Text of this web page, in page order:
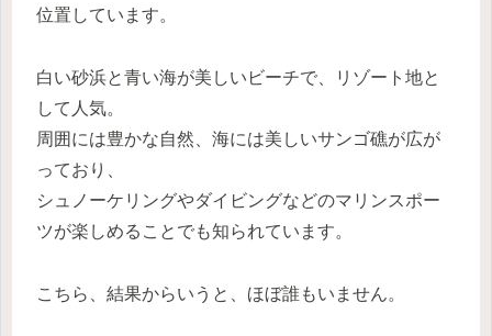
位置しています。
白い砂浜と青い海が美しいビーチで、リゾート地と
して人気。
周囲には豊かな自然、海には美しいサンゴ礁が広が
っており、
シュノーケリングやダイビングなどのマリンスポー
ツが楽しめることでも知られています。
こちら、結果からいうと、ほぼ誰もいません。